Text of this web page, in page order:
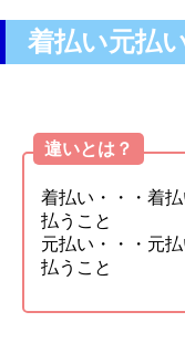
着払い元払
違いとは？
着払い・・・着
払うこと
元払い・・・元
払うこと